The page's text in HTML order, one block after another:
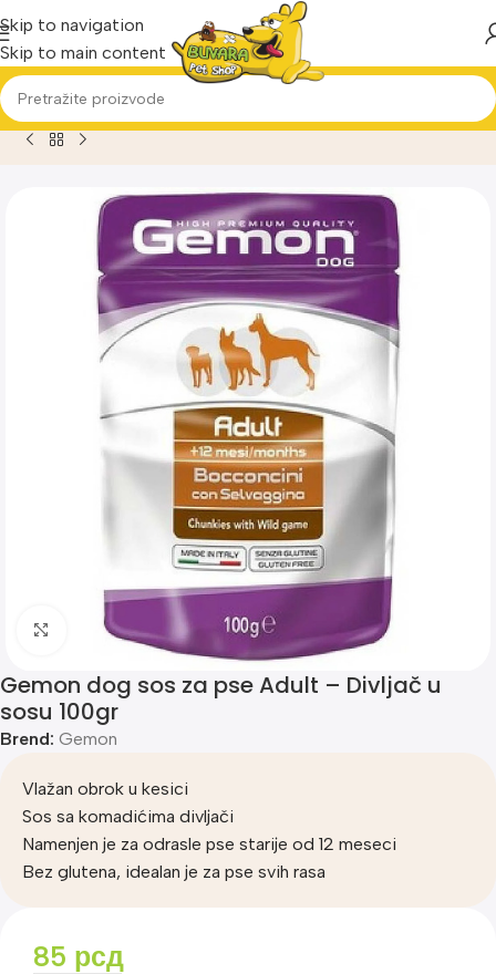
Skip to navigation
Skip to main content
Home Proizvod Gemon dog sos za pse Adult – Divljač u
Klik za uvećanje
Gemon dog sos za pse Adult – Divljač u
sosu 100gr
Brend: Gemon
Vlažan obrok u kesici
Sos sa komadićima divljači
Namenjen je za odrasle pse starije od 12 meseci
Bez glutena, idealan je za pse svih rasa
85 рсд